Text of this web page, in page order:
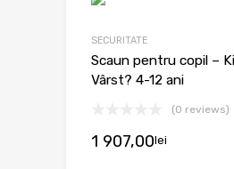
SECURITATE
Scaun pentru copil –
Vârst? 4-12 ani
(0 reviews)
1 907,00lei